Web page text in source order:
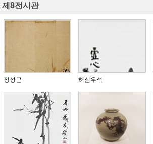
제8전시관
정성근 허심우석